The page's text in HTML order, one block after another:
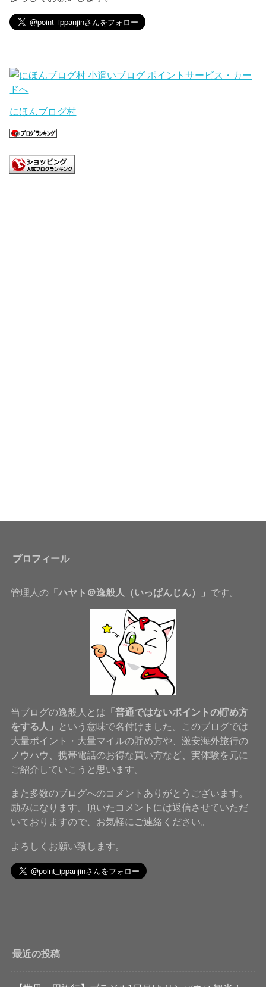
にほんブログ村
プロフィール
管理人の「ハヤト＠逸般人（いっぱんじん）」 です。
当ブログの逸般人とは 「普通ではないポイントの貯め方
をする人」
という意味で名付けました。このブログでは
大量ポイント・大量マイルの貯め方や、激安海外旅行の
ノウハウ、携帯電話のお得な買い方など、実体験を元に
ご紹介していこうと思います。
また多数のブログへのコメントありがとうございます。
励みになります。頂いたコメントには返信させていただ
いておりますので、お気軽にご連絡ください。
よろしくお願い致します。
最近の投稿